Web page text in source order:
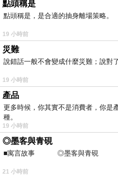
點頭稱是
點頭稱是，是合適的抽身離場策略。
19 小時前
災難
說錯話一般不會變成什麼災難；說對
19 小時前
產品
更多時候，你其實不是消費者，你是
種。
19 小時前
◎墨客與青硯
■寓言故事 ◎墨客與青硯
⊕潘文良
的墨客，在京城的古玩肆裡
21 小時前